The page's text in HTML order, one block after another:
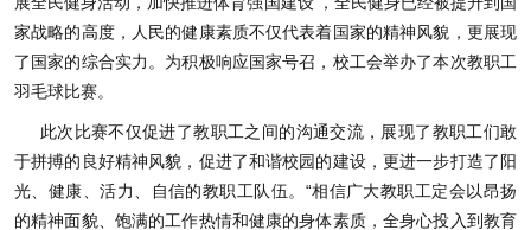
家战略的高度，人民的健康素质不仅代表着国家的精神风貌，更展现
了国家的综合实力。为积极响应国家号召，校工会举办了本次教职工
羽毛球比赛。
此次比赛不仅促进了教职工之间的沟通交流，展现了教职工们敢
于拼搏的良好精神风貌，促进了和谐校园的建设，更进一步打造了阳
光、健康、活力、自信的教职工队伍。“相信广大教职工定会以昂扬
的精神面貌、饱满的工作热情和健康的身体素质，全身心投入到教育